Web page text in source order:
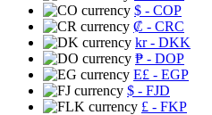
$ - COP
₡ - CRC
kr- DKK
₱ - DOP
E£ - EGP
$ - FJD
£ - FKP